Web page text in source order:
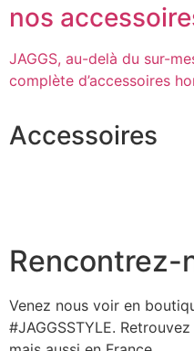
nos
JAGGS, au-delà du sur-
complète d’accessoires
Accessoires
Rencontrez-
Venez nous voir en
#JAGGSSTYLE.